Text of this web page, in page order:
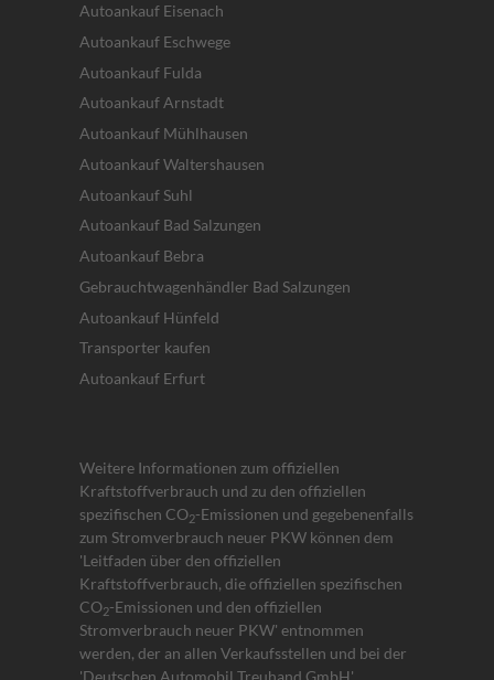
Autoankauf Eisenach
Autoankauf Eschwege
Autoankauf Fulda
Autoankauf Arnstadt
Autoankauf Mühlhausen
Autoankauf Waltershausen
Autoankauf Suhl
Autoankauf Bad Salzungen
Autoankauf Bebra
Gebrauchtwagenhändler Bad Salzungen
Autoankauf Hünfeld
Transporter kaufen
Autoankauf Erfurt
Weitere Informationen zum offiziellen
Kraftstoffverbrauch und zu den offiziellen
spezifischen CO2-Emissionen und gegebenenfalls
zum Stromverbrauch neuer PKW können dem
'Leitfaden über den offiziellen
Kraftstoffverbrauch, die offiziellen spezifischen
CO2-Emissionen und den offiziellen
Stromverbrauch neuer PKW' entnommen
werden, der an allen Verkaufsstellen und bei der
'Deutschen Automobil Treuhand GmbH'